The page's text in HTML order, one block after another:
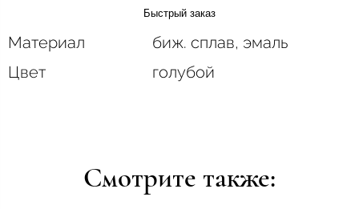
Быстрый заказ
Материал
биж. сплав, эмаль
Цвет
голубой
Смотрите также: